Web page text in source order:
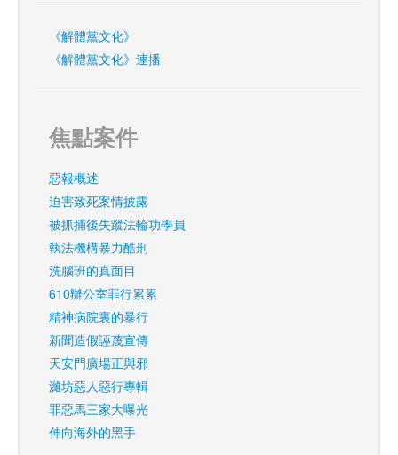
《解體黨文化》
《解體黨文化》連播
焦點案件
惡報概述
迫害致死案情披露
被抓捕後失蹤法輪功學員
執法機構暴力酷刑
洗腦班的真面目
610辦公室罪行累累
精神病院裏的暴行
新聞造假誣蔑宣傳
天安門廣場正與邪
濰坊惡人惡行專輯
罪惡馬三家大曝光
伸向海外的黑手